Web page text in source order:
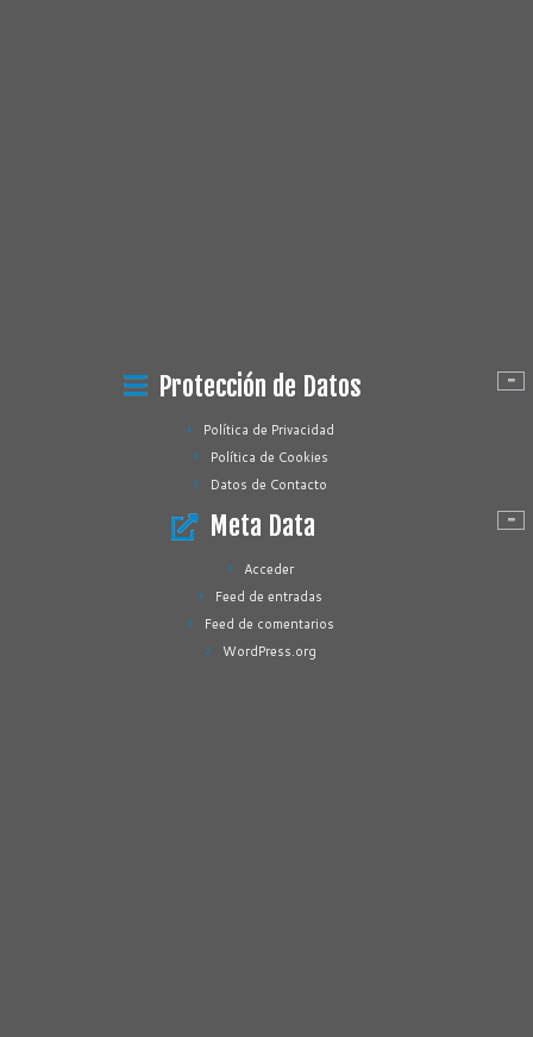
Protección de Datos
Política de Privacidad
Política de Cookies
Datos de Contacto
Meta Data
Acceder
Feed de entradas
Feed de comentarios
WordPress.org